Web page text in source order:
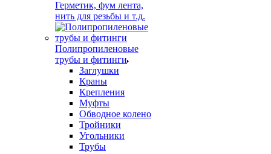
Герметик, фум лента,
нить для резьбы и т.д.
Полипропиленовые
трубы и фитинги
Заглушки
Краны
Крепления
Муфты
Обводное колено
Тройники
Угольники
Трубы